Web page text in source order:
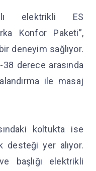
elektrikli ES
Konfor Paketi”,
deneyim sağlıyor.
derece arasında
ile masaj
koltukta ise
desteği yer alıyor.
başlığı elektrikli